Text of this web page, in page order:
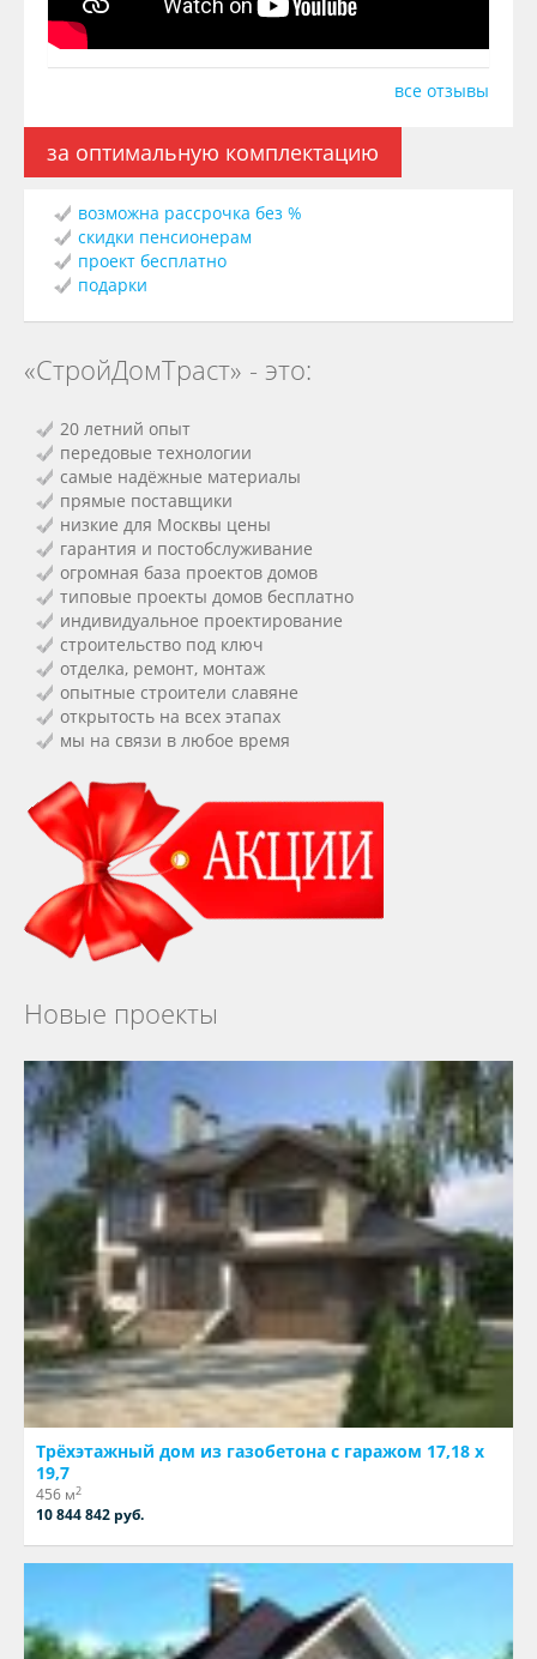
все отзывы
за оптимальную комплектацию
возможна рассрочка без %
скидки пенсионерам
проект бесплатно
подарки
«СтройДомТраст» - это:
20 летний опыт
передовые технологии
самые надёжные материалы
прямые поставщики
низкие для Москвы цены
гарантия и постобслуживание
огромная база проектов домов
типовые проекты домов бесплатно
индивидуальное проектирование
строительство под ключ
отделка, ремонт, монтаж
опытные строители славяне
открытость на всех этапах
мы на связи в любое время
Новые проекты
Трёхэтажный дом из газобетона с гаражом 17,18 х
19,7
456 м2
10 844 842 руб.